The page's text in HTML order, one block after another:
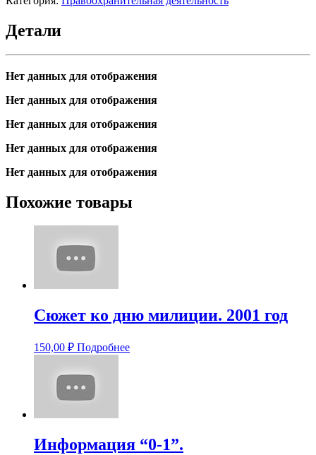
военкома
2002
Детали
Нет данных для отображения
Нет данных для отображения
Нет данных для отображения
Нет данных для отображения
Нет данных для отображения
Похожие товары
Сюжет ко дню милиции. 2001 год
150,00 ₽ Подробнее
Информация “0-1”.